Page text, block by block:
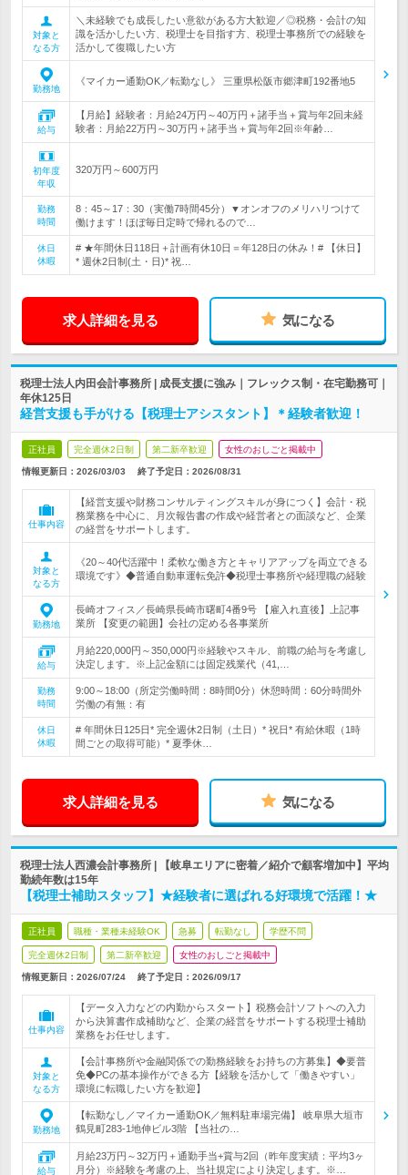
対象と
なる方
＼未経験でも成長したい意欲がある方大歓迎／◎税務・会計の知
識を活かしたい方、税理士を目指す方、税理士事務所での経験を
活かして復職したい方
勤務地
《マイカー通勤OK／転勤なし》 三重県松阪市郷津町192番地5
給与
【月給】経験者：月給24万円～40万円＋諸手当＋賞与年2回未経
験者：月給22万円～30万円＋諸手当＋賞与年2回※年齢…
初年度
年収
320万円～600万円
勤務
時間
8：45～17：30（実働7時間45分）▼オンオフのメリハリつけて
働けます！ほぼ毎日定時で帰れるので…
休日
休暇
# ★年間休日118日＋計画有休10日＝年128日の休み！# 【休日】
* 週休2日制(土・日)* 祝…
求人詳細を見る 気になる
税理士法人内田会計事務所 | 成長支援に強み｜フレックス制・在宅勤務可｜
年休125日
経営支援も手がける【税理士アシスタント】＊経験者歓迎！
正社員 完全週休2日制 第二新卒歓迎 女性のおしごと掲載中
情報更新日：2026/03/03 終了予定日： 2026/08/31
仕事内容
【経営支援や財務コンサルティングスキルが身につく】会計・税
務業務を中心に、月次報告書の作成や経営者との面談など、企業
の経営をサポートします。
対象と
なる方
《20～40代活躍中！柔軟な働き方とキャリアアップを両立できる
環境です》◆普通自動車運転免許◆税理士事務所や経理職の経験
勤務地
長崎オフィス／長崎県長崎市曙町4番9号 【雇入れ直後】上記事
業所 【変更の範囲】会社の定める各事業所
給与
月給220,000円～350,000円※経験やスキル、前職の給与を考慮し
決定します。※上記金額には固定残業代（41,…
勤務
時間
9:00～18:00（所定労働時間：8時間0分）休憩時間：60分時間外
労働の有無：有
休日
休暇
# 年間休日125日* 完全週休2日制（土日）* 祝日* 有給休暇（1時
間ごとの取得可能）* 夏季休…
求人詳細を見る 気になる
税理士法人西濃会計事務所 | 【岐阜エリアに密着／紹介で顧客増加中】平均
勤続年数は15年
【税理士補助スタッフ】★経験者に選ばれる好環境で活躍！★
正社員 職種・業種未経験OK 急募 転勤なし 学歴不問
完全週休2日制 第二新卒歓迎 女性のおしごと掲載中
情報更新日：2026/07/24 終了予定日： 2026/09/17
仕事内容
【データ入力などの内勤からスタート】税務会計ソフトへの入力
から決算書作成補助など、企業の経営をサポートする税理士補助
業務をお任せします。
対象と
なる方
【会計事務所や金融関係での勤務経験をお持ちの方募集】◆要普
免◆PCの基本操作ができる方【経験を活かして「働きやすい」
環境に転職したい方を歓迎】
勤務地
【転勤なし／マイカー通勤OK／無料駐車場完備】 岐阜県大垣市
鶴見町283-1地伸ビル3階 【当社の…
給与
月給23万円～32万円＋通勤手当+賞与2回（昨年度実績：平均3ヶ
月分）※経験を考慮の上、当社規定により決定します。※…